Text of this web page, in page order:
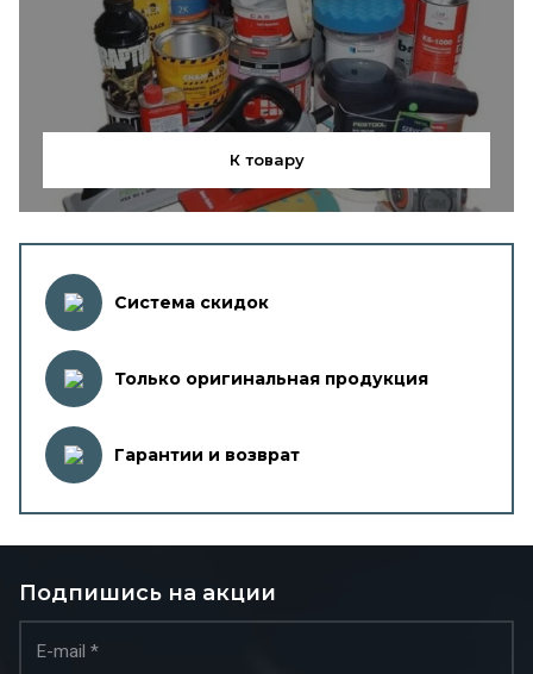
К товару
Система скидок
Только оригинальная продукция
Гарантии и возврат
Подпишись на акции